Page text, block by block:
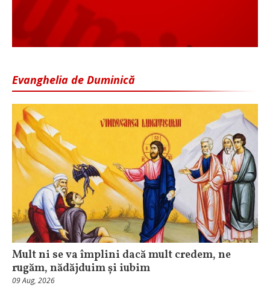
Evanghelia de Duminică
Mult ni se va împlini dacă mult credem, ne
rugăm, nădăjduim și iubim
09 Aug, 2026